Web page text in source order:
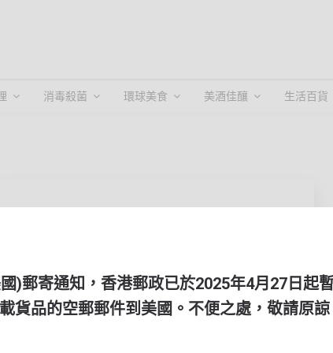
消毒殺菌 環球美食 美酒佳釀 生活百貨
密碼
)郵寄通知，香港郵政已於2025年4月27日起
貨品的空郵郵件到美國。不便之處，敬請原